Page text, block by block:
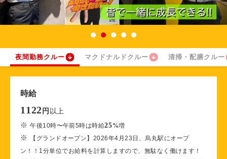
夜間勤務クルー マクドナルドクルー 清掃・配膳クルー
時給
1122 円 以上
※午後10時〜午前5時は時給25%増
※
【グランドオープン】2026年4月23日、烏丸駅にオープ
ン！！1分単位でお給料を計算しますので、無駄なく働けます！